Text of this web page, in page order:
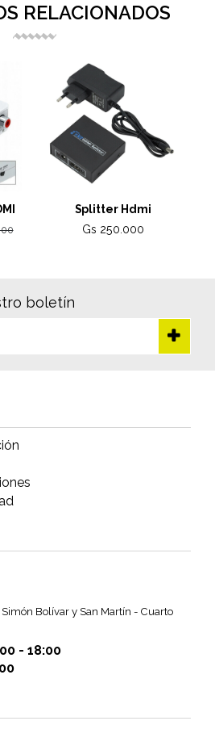
RELACIONADOS
Splitter Hdmi
Gs 250.000
boletín
Bolívar y San Martín - Cuarto
- 18:00